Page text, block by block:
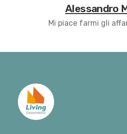
Alessandro
Mi piace farmi gli